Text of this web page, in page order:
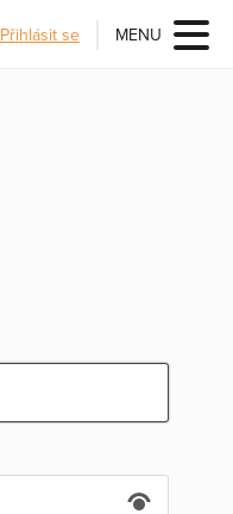
Přihlásit se MENU